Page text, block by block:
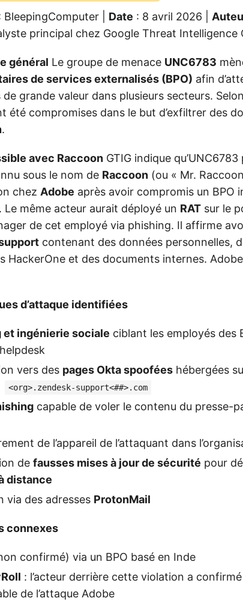
BleepingComputer | Date : 8 avril 2026 |
principal chez Google Threat Intelligence
général Le groupe de menace UNC6783
de services externalisés (BPO) afin
grande valeur dans plusieurs secteurs.
été compromises dans le but d’exfiltrer des
.
avec Raccoon GTIG indique
sous le nom de Raccoon (ou « Mr.
chez Adobe après avoir compromis un BPO
Le même acteur aurait déployé un RAT sur le
de cet employé via phishing. Il affirme
contenant des données personnelles,
HackerOne et des documents internes.
d’attaque identifiées
et ingénierie sociale ciblant les employés des
vers des pages Okta spoofées hébergées
<org>.zendesk-support<##>.com
capable de voler le contenu du presse-
de l’appareil de l’attaquant dans
de fausses mises à jour de sécurité pour
distance
via des adresses ProtonMail
connexes
confirmé) via un BPO basé en Inde
: l’acteur derrière cette violation a
de l’attaque Adobe